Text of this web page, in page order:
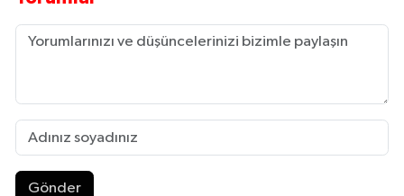
Gönder